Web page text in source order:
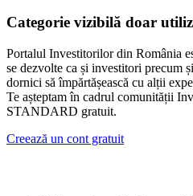
Categorie vizibilă doar
Portalul Investitorilor din România
se dezvolte ca și investitori precum
dornici să împărtășească cu alții
Te așteptam în cadrul comunității
STANDARD gratuit.
Creează un cont gratuit